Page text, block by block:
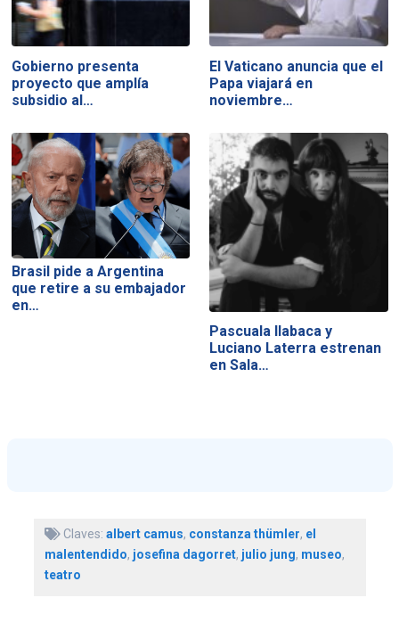
Gobierno presenta
proyecto que amplía
subsidio al…
El Vaticano anuncia que el
Papa viajará en
noviembre…
Brasil pide a Argentina
que retire a su embajador
en…
Pascuala Ilabaca y
Luciano Laterra estrenan
en Sala…
Claves: albert camus, constanza thümler, el
malentendido, josefina dagorret, julio jung, museo,
teatro